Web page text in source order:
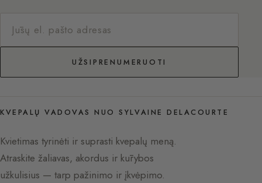
UŽSIPRENUMERUOTI
KVEPALŲ VADOVAS NUO SYLVAINE DELACOURTE
Kvietimas tyrinėti ir suprasti kvepalų meną.
Atraskite žaliavas, akordus ir kūrybos
užkulisius — tarp pažinimo ir įkvėpimo.